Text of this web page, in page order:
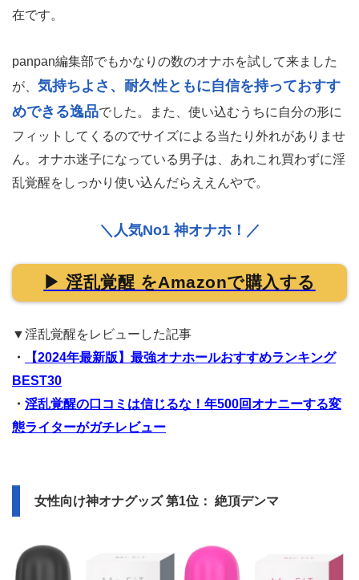
在です。
panpan編集部でもかなりの数のオナホを試して来ました
が、 気持ちよさ、耐久性ともに自信を持っておすす
めできる逸品でした。また、使い込むうちに自分の形に
フィットしてくるのでサイズによる当たり外れがありませ
ん。オナホ迷子になっている男子は、あれこれ買わずに淫
乱覚醒をしっかり使い込んだらええんやで。
＼人気No1 神オナホ！／
▶ 淫乱覚醒 をAmazonで購入する
▼淫乱覚醒をレビューした記事
・
【2024年最新版】最強オナホールおすすめランキング
BEST30
・ 淫乱覚醒の口コミは信じるな！年500回オナニーする変
態ライターがガチレビュー
女性向け神オナグッズ 第1位： 絶頂デンマ